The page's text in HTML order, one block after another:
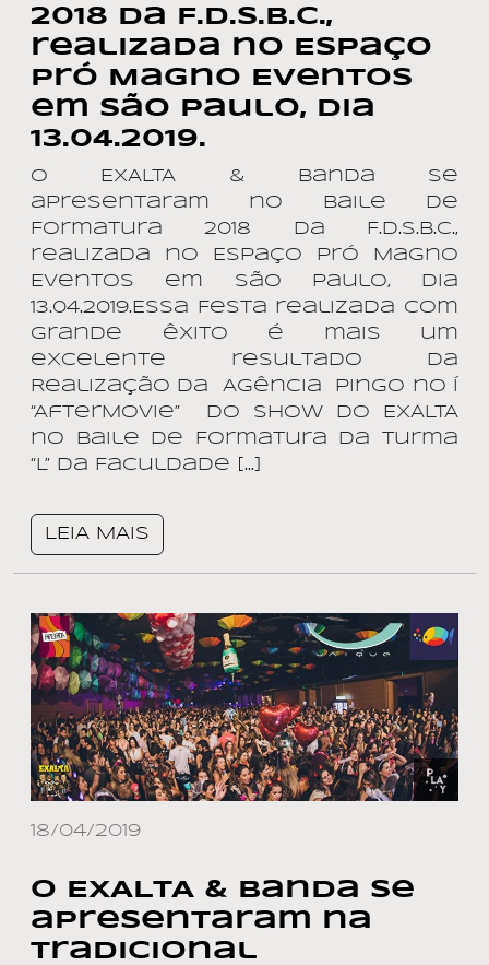
2018 da F.D.S.B.C.,
realizada no Espaço
Pró Magno Eventos
em São Paulo, dia
13.04.2019.
O EXALTA & Banda se
apresentaram no Baile de
Formatura 2018 da F.D.S.B.C.,
realizada no Espaço Pró Magno
Eventos em São Paulo, dia
13.04.2019.Essa Festa realizada com
grande êxito é mais um
excelente resultado da
Realização da Agência Pingo no Í
“AfterMovie” do Show do EXALTA
no Baile de Formatura da Turma
“L” da Faculdade […]
LEIA MAIS
18/04/2019
O EXALTA & Banda se
apresentaram na
tradicional